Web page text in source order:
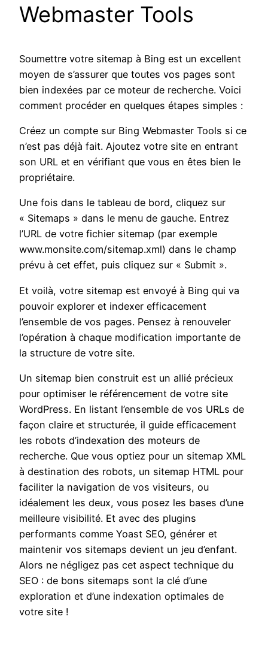
Webmaster Tools
Soumettre votre sitemap à Bing est un excellent
moyen de s’assurer que toutes vos pages sont
bien indexées par ce moteur de recherche. Voici
comment procéder en quelques étapes simples :
Créez un compte sur Bing Webmaster Tools si ce
n’est pas déjà fait. Ajoutez votre site en entrant
son URL et en vérifiant que vous en êtes bien le
propriétaire.
Une fois dans le tableau de bord, cliquez sur
« Sitemaps » dans le menu de gauche. Entrez
l’URL de votre fichier sitemap (par exemple
www.monsite.com/sitemap.xml) dans le champ
prévu à cet effet, puis cliquez sur « Submit ».
Et voilà, votre sitemap est envoyé à Bing qui va
pouvoir explorer et indexer efficacement
l’ensemble de vos pages. Pensez à renouveler
l’opération à chaque modification importante de
la structure de votre site.
Un sitemap bien construit est un allié précieux
pour optimiser le référencement de votre site
WordPress. En listant l’ensemble de vos URLs de
façon claire et structurée, il guide efficacement
les robots d’indexation des moteurs de
recherche. Que vous optiez pour un sitemap XML
à destination des robots, un sitemap HTML pour
faciliter la navigation de vos visiteurs, ou
idéalement les deux, vous posez les bases d’une
meilleure visibilité. Et avec des plugins
performants comme Yoast SEO, générer et
maintenir vos sitemaps devient un jeu d’enfant.
Alors ne négligez pas cet aspect technique du
SEO : de bons sitemaps sont la clé d’une
exploration et d’une indexation optimales de
votre site !